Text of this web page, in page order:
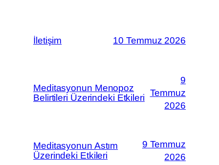
İletişim 10 Temmuz 2026
Meditasyonun Menopoz
Belirtileri Üzerindeki Etkileri
9
Temmuz
2026
Meditasyonun Astım
Üzerindeki Etkileri
9 Temmuz
2026